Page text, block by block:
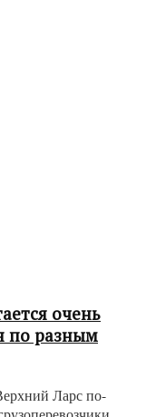
очень
по разным
Ларс по-